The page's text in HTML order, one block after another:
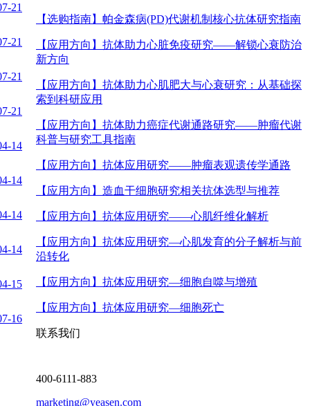
21
21
21
21
14
14
14
14
15
16
【选购指南】 帕金森病(PD)代谢机制核心抗体研究指南
【应用方向】 抗体助力心脏免疫研究——解锁心衰防治
新方向
【应用方向】 抗体助力心肌肥大与心衰研究：从基础探
索到科研应用
【应用方向】 抗体助力癌症代谢通路研究——肿瘤代谢
科普与研究工具指南
【应用方向】 抗体应用研究——肿瘤表观遗传学通路
【应用方向】 造血干细胞研究相关抗体选型与推荐
【应用方向】 抗体应用研究——心肌纤维化解析
【应用方向】 抗体应用研究—心肌发育的分子解析与前
沿转化
【应用方向】 抗体应用研究—细胞自噬与增殖
【应用方向】 抗体应用研究—细胞死亡
联系我们
400-6111-883
marketing@yeasen.com